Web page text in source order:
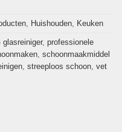
Huishouden Keuken
glasreiniger, professionele
schoonmaakmiddel
streeploos schoon vet